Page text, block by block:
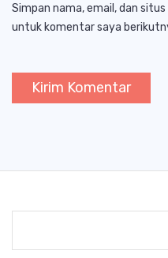
Simpan nama, email, dan
untuk komentar saya